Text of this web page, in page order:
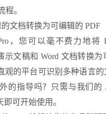
程。
文档转换为可编辑的 PDF
，您可以毫不费力地将
示文稿和 Word 文档转换
观的平台可识别多种语言
的指导吗？只需与我们的
即可开始使用。